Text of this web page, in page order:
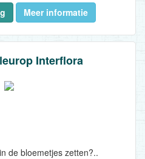
Meer informatie
Interflora
de bloemetjes zetten?..